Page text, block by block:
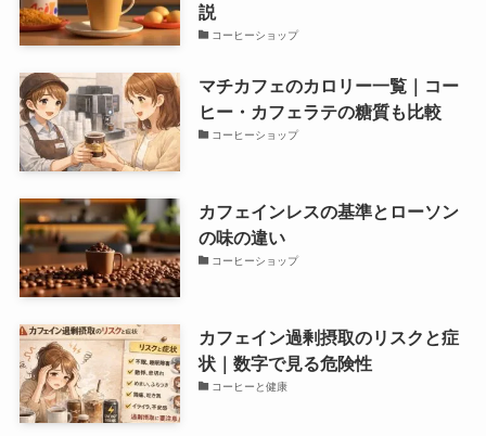
説
コーヒーショップ
マチカフェのカロリー一覧｜コー
ヒー・カフェラテの糖質も比較
コーヒーショップ
カフェインレスの基準とローソン
の味の違い
コーヒーショップ
カフェイン過剰摂取のリスクと症
状｜数字で見る危険性
コーヒーと健康